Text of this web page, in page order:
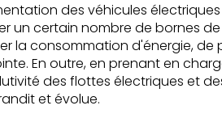
des véhicules
un certain nombre de bornes
la consommation d'énergie,
En outre, en prenant en
des flottes électriques et
et évolue.